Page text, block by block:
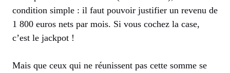
condition simple : il faut pouvoir justifier un revenu de
1 800 euros nets par mois. Si vous cochez la case,
c’est le jackpot !
Mais que ceux qui ne réunissent pas cette somme se